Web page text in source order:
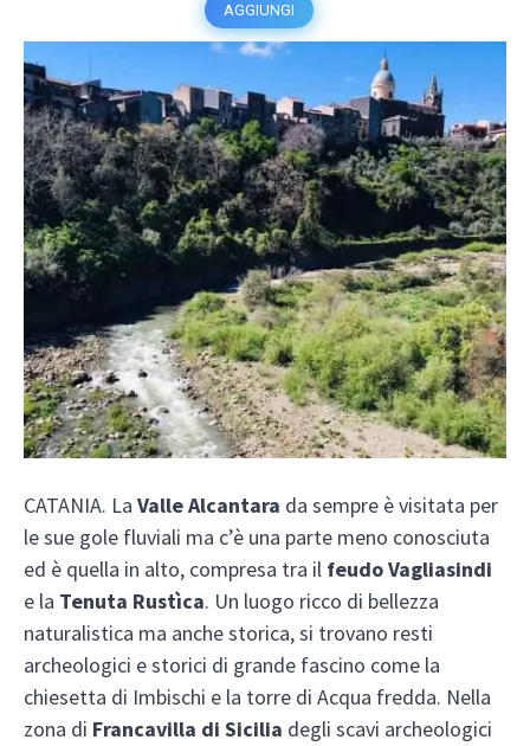
AGGIUNGI
CATANIA. La Valle Alcantara da sempre è visitata per
le sue gole fluviali ma c’è una parte meno conosciuta
ed è quella in alto, compresa tra il feudo Vagliasindi
e la Tenuta Rustìca. Un luogo ricco di bellezza
naturalistica ma anche storica, si trovano resti
archeologici e storici di grande fascino come la
chiesetta di Imbischi e la torre di Acqua fredda. Nella
zona di Francavilla di Sicilia degli scavi archeologici